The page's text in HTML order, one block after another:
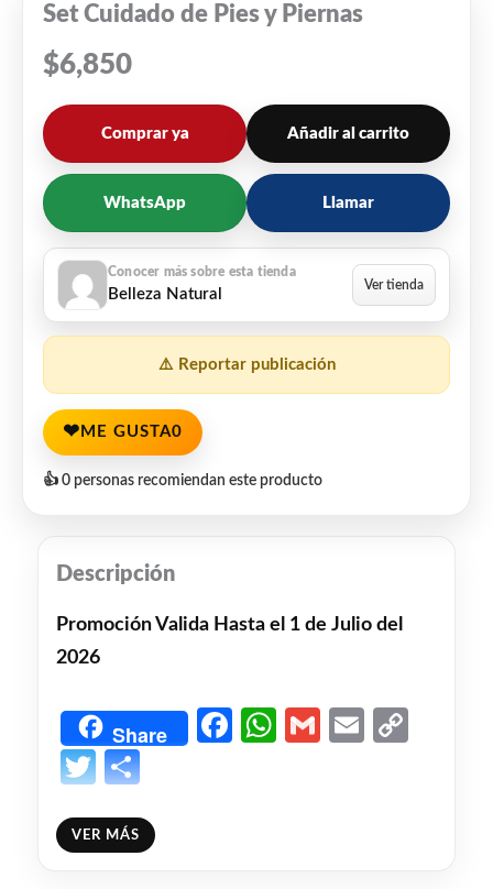
Set Cuidado de Pies y Piernas
$6,850
Comprar ya Añadir al carrito
WhatsApp Llamar
Belleza Natural
⚠️ Reportar publicación
❤ ME GUSTA0
👍 0 personas recomiendan este producto
Descripción
Promoción Valida Hasta el 1 de Julio del
2026
Share Facebook
WhatsApp
GmailEmail
Twitter
❤ME GUSTA
VER MÁS